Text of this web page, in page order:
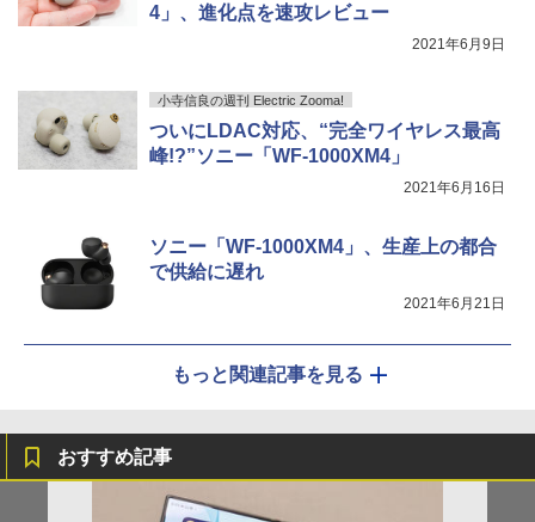
4」、進化点を速攻レビュー
2021年6月9日
小寺信良の週刊 Electric Zooma!
ついにLDAC対応、“完全ワイヤレス最高
峰!?”ソニー「WF-1000XM4」
2021年6月16日
ソニー「WF-1000XM4」、生産上の都合
で供給に遅れ
2021年6月21日
もっと関連記事を見る
おすすめ記事